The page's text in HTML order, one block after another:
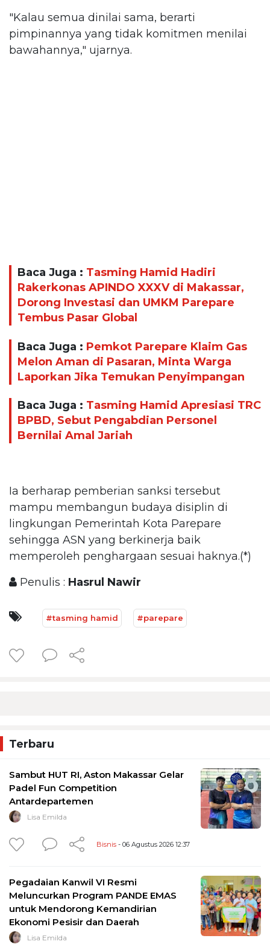
"Kalau semua dinilai sama, berarti
pimpinannya yang tidak komitmen menilai
bawahannya," ujarnya.
Baca Juga : Tasming Hamid Hadiri
Rakerkonas APINDO XXXV di Makassar,
Dorong Investasi dan UMKM Parepare
Tembus Pasar Global
Baca Juga : Pemkot Parepare Klaim Gas
Melon Aman di Pasaran, Minta Warga
Laporkan Jika Temukan Penyimpangan
Baca Juga : Tasming Hamid Apresiasi TRC
BPBD, Sebut Pengabdian Personel
Bernilai Amal Jariah
Ia berharap pemberian sanksi tersebut
mampu membangun budaya disiplin di
lingkungan Pemerintah Kota Parepare
sehingga ASN yang berkinerja baik
memperoleh penghargaan sesuai haknya.(*)
Penulis : Hasrul Nawir
#tasming hamid #parepare
Terbaru
Sambut HUT RI, Aston Makassar Gelar
Padel Fun Competition
Antardepartemen
Lisa Emilda
Bisnis - 06 Agustus 2026 12:37
Pegadaian Kanwil VI Resmi
Meluncurkan Program PANDE EMAS
untuk Mendorong Kemandirian
Ekonomi Pesisir dan Daerah
Lisa Emilda